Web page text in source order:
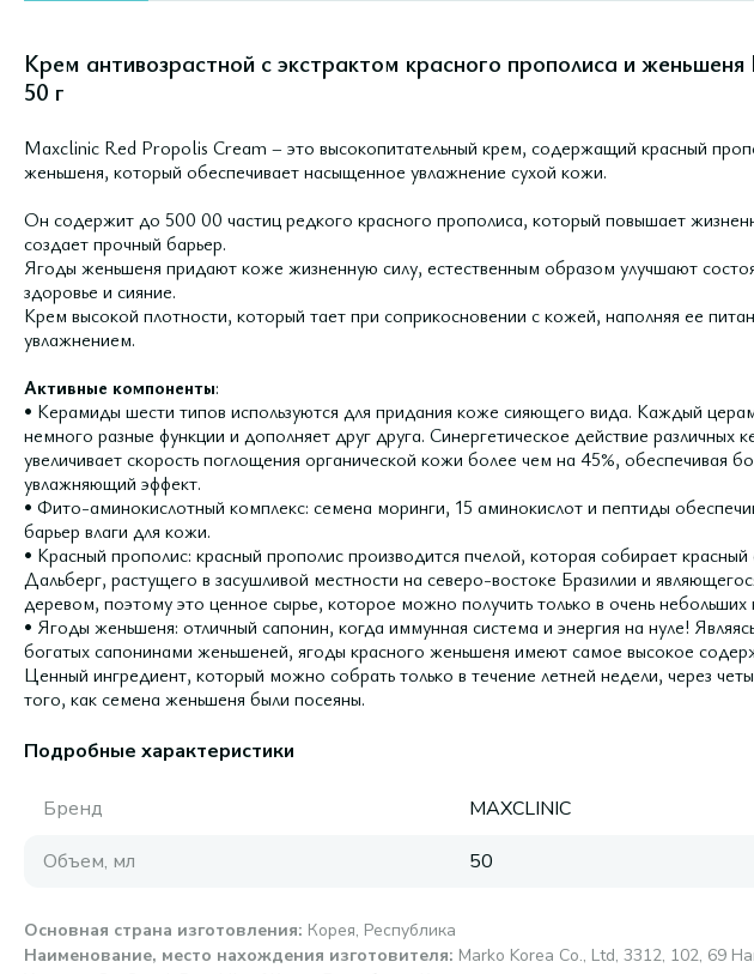
Крем антивозрастной с экстрактом красного прополиса и
50 г
Maxclinic Red Propolis Cream – это высокопитательный крем, содержащий красный
женьшеня, который обеспечивает насыщенное увлажнение сухой кожи.
Он содержит до 500 00 частиц редкого красного прополиса, который повышает
создает прочный барьер.
Ягоды женьшеня придают коже жизненную силу, естественным образом улучшают
здоровье и сияние.
Крем высокой плотности, который тает при соприкосновении с кожей, наполняя ее
увлажнением.
Активные компоненты:
• Керамиды шести типов используются для придания коже сияющего вида. Каждый
немного разные функции и дополняет друг друга. Синергетическое действие различных
увеличивает скорость поглощения органической кожи более чем на 45%, обеспечивая
увлажняющий эффект.
• Фито-аминокислотный комплекс: семена моринги, 15 аминокислот и пептиды
барьер влаги для кожи.
• Красный прополис: красный прополис производится пчелой, которая собирает красный
Дальберг, растущего в засушливой местности на северо-востоке Бразилии и
деревом, поэтому это ценное сырье, которое можно получить только в очень небольших
• Ягоды женьшеня: отличный сапонин, когда иммунная система и энергия на нуле!
богатых сапонинами женьшеней, ягоды красного женьшеня имеют самое высокое
Ценный ингредиент, который можно собрать только в течение летней недели, через
того, как семена женьшеня были посеяны.
Подробные характеристики
Бренд
MAXCLINIC
Объем, мл
50
Основная страна изготовления: Корея, Республика
Наименование, место нахождения изготовителя: Marko Korea Co., Ltd, 3312, 102, 69